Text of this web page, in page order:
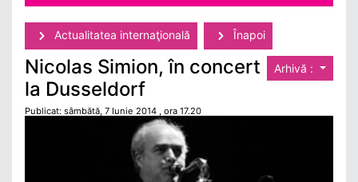
Actualitatea internaţională Înapoi
Arhivă :
Nicolas Simion, în concert
la Dusseldorf
Publicat: sâmbătă, 7 Iunie 2014 , ora 17.20